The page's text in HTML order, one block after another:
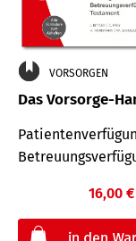
VORSORGEN
Das Vorsorge-
16,00 €